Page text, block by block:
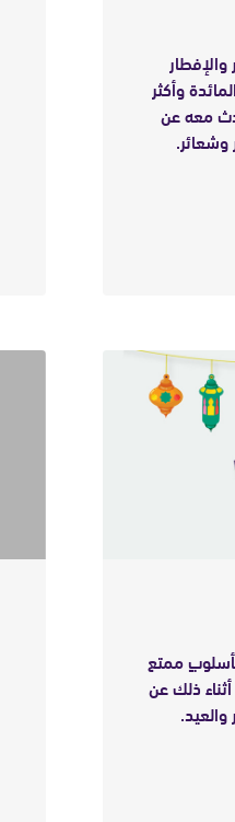
وأكثر
معه عن
ممتع
ذلك عن